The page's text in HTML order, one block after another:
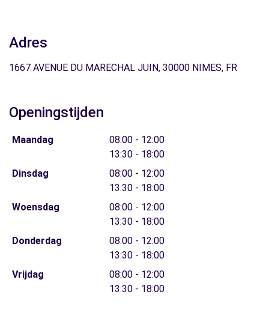
Adres
1667 AVENUE DU MARECHAL JUIN, 30000 NIMES, FR
Openingstijden
Maandag
08:00 - 12:00
13:30 - 18:00
Dinsdag
08:00 - 12:00
13:30 - 18:00
Woensdag
08:00 - 12:00
13:30 - 18:00
Donderdag
08:00 - 12:00
13:30 - 18:00
Vrijdag
08:00 - 12:00
13:30 - 18:00